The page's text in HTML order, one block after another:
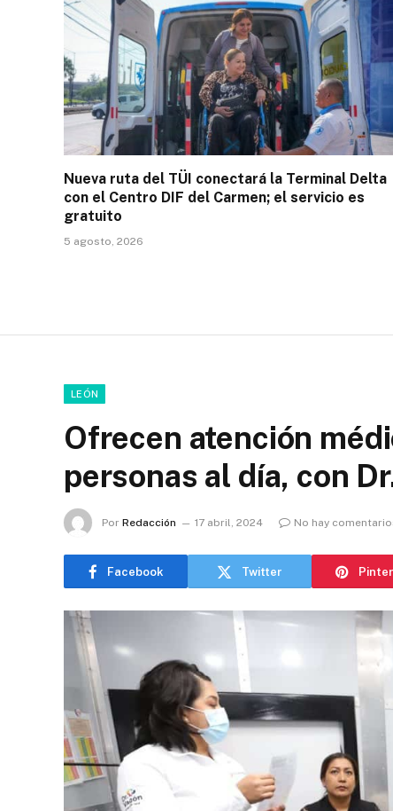
Nueva ruta del TÜI conectará la Terminal Delta
con el Centro DIF del Carmen; el servicio es
gratuito
5 agosto, 2026
LEÓN
Ofrecen atención
personas al día, con
Por Redacción 17 abril, 2024 No hay
Facebook Twitter